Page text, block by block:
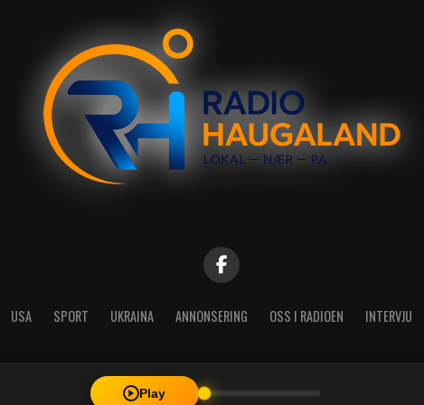
USA SPORT UKRAINA ANNONSERING OSS I RADIOEN INTERVJU
| Radio Haugaland - Haraldsgata 114, 5527 Haugesund - Mail:
Play